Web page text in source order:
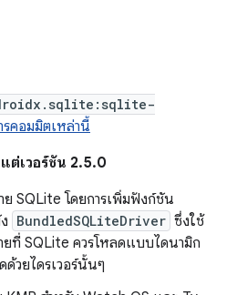
รคอมมิตเหล่านี้
ต่เวอร์ชัน 2.5.0
ย SQLite โดยการเพิ่มฟังก์ชัน
BundledSQLiteDriver ซึ่งใช้
ที่ SQLite ควรโหลดแบบไดนามิก
ด้วยไดรเวอร์นั้นๆ